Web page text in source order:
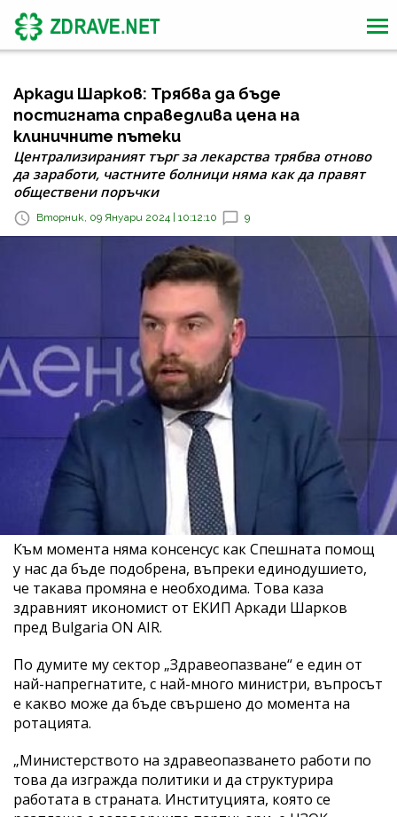
Аркади Шарков: Трябва да бъде
постигната справедлива цена на
клиничните пътеки
Централизираният търг за лекарства трябва отново
да заработи, частните болници няма как да правят
обществени поръчки
Вторник, 09 Януари 2024 | 10:12:10 9
Към момента няма консенсус как Спешната помощ
у нас да бъде подобрена, въпреки единодушието,
че такава промяна е необходима. Това каза
здравният икономист от ЕКИП Аркади Шарков
пред Bulgaria ON AIR.
По думите му сектор „Здравеопазване“ е един от
най-напрегнатите, с най-много министри, въпросът
е какво може да бъде свършено до момента на
ротацията.
„Министерството на здравеопазването работи по
това да изгражда политики и да структурира
работата в страната. Институцията, която се